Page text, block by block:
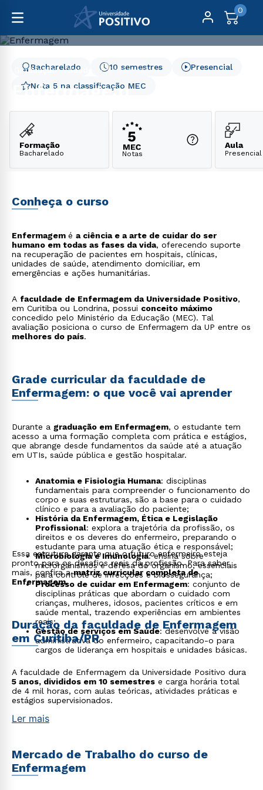
0
Graduação Saúde Enfermagem
Enfermagem
Nota 5 na classificação MEC
10 semestres
Bacharelado Presencial
Formação
Bacharelado Notas
Aula
Presencial
Conheça o curso
Enfermagem é a ciência e a arte de cuidar do ser
humano em todas as fases da vida, oferecendo suporte
na recuperação de pacientes em hospitais, clínicas,
unidades de saúde, atendimento domiciliar, em
emergências e ações humanitárias.
A faculdade de Enfermagem da Universidade Positivo,
em Curitiba ou Londrina, possui conceito máximo
concedido pelo Ministério da Educação (MEC). Tal
avaliação posiciona o curso de Enfermagem da UP entre os
melhores do país.
Grade curricular da faculdade de
Enfermagem: o que você vai aprender
Durante a graduação em Enfermagem, o estudante tem
acesso a uma formação completa com prática e estágios,
que abrange desde fundamentos da saúde até a atuação
em UTIs, saúde pública e gestão hospitalar.
Anatomia e Fisiologia Humana: disciplinas
fundamentais para compreender o funcionamento do
corpo e suas estruturas, são a base para o cuidado
clínico e para a avaliação do paciente;
História da Enfermagem, Ética e Legislação
Profissional: explora a trajetória da profissão, os
direitos e os deveres do enfermeiro, preparando o
estudante para uma atuação ética e responsável;
Microbiologia e Imunologia: ensina sobre
microrganismos e defesa do organismo, essenciais
para controle de infecções e biossegurança;
Processo de cuidar em Enfermagem: conjunto de
disciplinas práticas que abordam o cuidado com
crianças, mulheres, idosos, pacientes críticos e em
saúde mental, trazendo experiências em ambientes
reais;
Gestão de serviços em Saúde: desenvolve a visão
administrativa do enfermeiro, capacitando-o para
cargos de liderança em hospitais e unidades básicas.
Essa estrutura garante que o futuro enfermeiro esteja
pronto para os desafios reais da profissão. Para saber
mais, confira amatriz curricular completa de
Enfermagem.
Duração da faculdade de Enfermagem
em Curitiba/PR
A faculdade de Enfermagem da Universidade Positivo dura
5 anos, divididos em 10 semestres e carga horária total
de 4 mil horas, com aulas teóricas, atividades práticas e
estágios supervisionados.
Ler mais
Mercado de Trabalho do curso de
Enfermagem